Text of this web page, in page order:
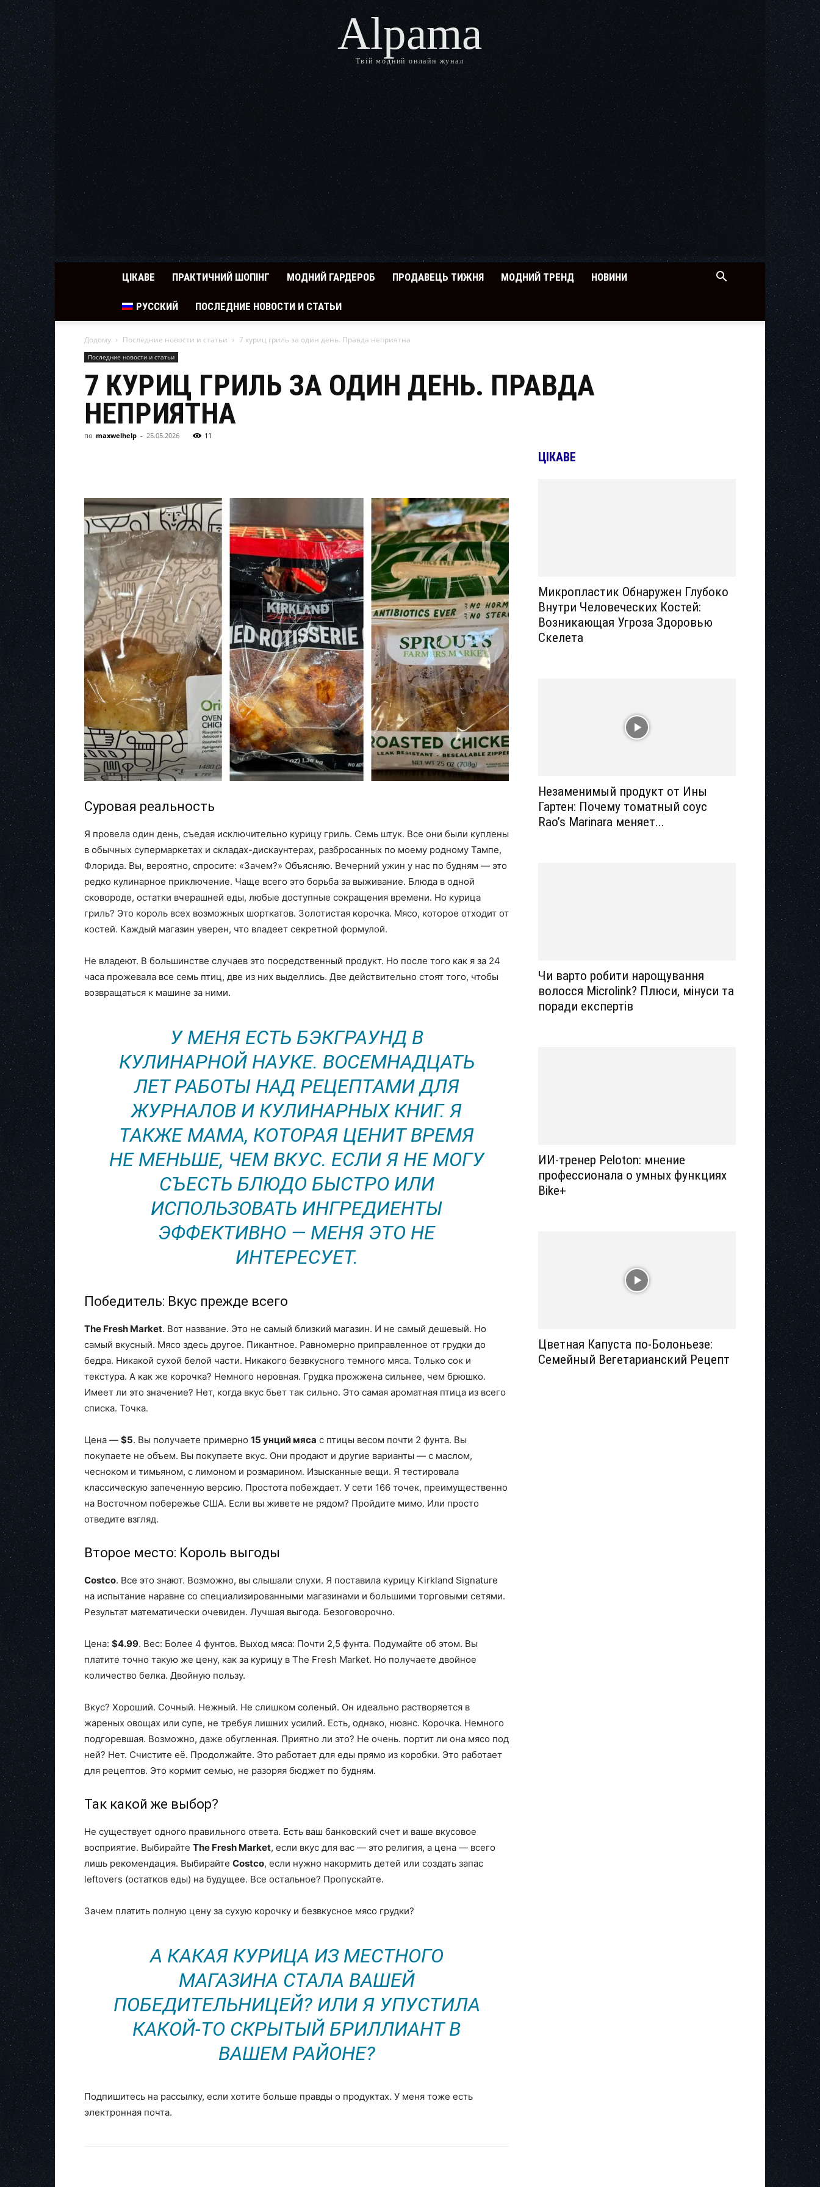
Alpama
Твій модний онлайн жунал
ЦІКАВЕ ПРАКТИЧНИЙ ШОПІНГ МОДНИЙ ГАРДЕРОБ ПРОДАВЕЦЬ ТИЖНЯ МОДНИЙ ТРЕНД НОВИНИ
РУССКИЙ ПОСЛЕДНИЕ НОВОСТИ И СТАТЬИ
Додому Последние новости и статьи 7 куриц гриль за один день. Правда неприятна
Последние новости и статьи
7 КУРИЦ ГРИЛЬ ЗА ОДИН ДЕНЬ. ПРАВДА
НЕПРИЯТНА
по maxwelhelp - 25.05.2026 11
Суровая реальность
Я провела один день, съедая исключительно курицу гриль. Семь штук. Все они были куплены
в обычных супермаркетах и складах-дискаунтерах, разбросанных по моему родному Тампе,
Флорида. Вы, вероятно, спросите: «Зачем?» Объясняю. Вечерний ужин у нас по будням — это
редко кулинарное приключение. Чаще всего это борьба за выживание. Блюда в одной
сковороде, остатки вчерашней еды, любые доступные сокращения времени. Но курица
гриль? Это король всех возможных шорткатов. Золотистая корочка. Мясо, которое отходит от
костей. Каждый магазин уверен, что владеет секретной формулой.
Не владеют. В большинстве случаев это посредственный продукт. Но после того как я за 24
часа прожевала все семь птиц, две из них выделлись. Две действительно стоят того, чтобы
возвращаться к машине за ними.
У МЕНЯ ЕСТЬ БЭКГРАУНД В
КУЛИНАРНОЙ НАУКЕ. ВОСЕМНАДЦАТЬ
ЛЕТ РАБОТЫ НАД РЕЦЕПТАМИ ДЛЯ
ЖУРНАЛОВ И КУЛИНАРНЫХ КНИГ. Я
ТАКЖЕ МАМА, КОТОРАЯ ЦЕНИТ ВРЕМЯ
НЕ МЕНЬШЕ, ЧЕМ ВКУС. ЕСЛИ Я НЕ МОГУ
СЪЕСТЬ БЛЮДО БЫСТРО ИЛИ
ИСПОЛЬЗОВАТЬ ИНГРЕДИЕНТЫ
ЭФФЕКТИВНО — МЕНЯ ЭТО НЕ
ИНТЕРЕСУЕТ.
Победитель: Вкус прежде всего
The Fresh Market. Вот название. Это не самый близкий магазин. И не самый дешевый. Но
самый вкусный. Мясо здесь другое. Пикантное. Равномерно приправленное от грудки до
бедра. Никакой сухой белой части. Никакого безвкусного темного мяса. Только сок и
текстура. А как же корочка? Немного неровная. Грудка прожжена сильнее, чем брюшко.
Имеет ли это значение? Нет, когда вкус бьет так сильно. Это самая ароматная птица из всего
списка. Точка.
Цена — $5. Вы получаете примерно 15 унций мяса с птицы весом почти 2 фунта. Вы
покупаете не объем. Вы покупаете вкус. Они продают и другие варианты — с маслом,
чесноком и тимьяном, с лимоном и розмарином. Изысканные вещи. Я тестировала
классическую запеченную версию. Простота побеждает. У сети 166 точек, преимущественно
на Восточном побережье США. Если вы живете не рядом? Пройдите мимо. Или просто
отведите взгляд.
Второе место: Король выгоды
Costco. Все это знают. Возможно, вы слышали слухи. Я поставила курицу Kirkland Signature
на испытание наравне со специализированными магазинами и большими торговыми сетями.
Результат математически очевиден. Лучшая выгода. Безоговорочно.
Цена: $4.99. Вес: Более 4 фунтов. Выход мяса: Почти 2,5 фунта. Подумайте об этом. Вы
платите точно такую же цену, как за курицу в The Fresh Market. Но получаете двойное
количество белка. Двойную пользу.
Вкус? Хороший. Сочный. Нежный. Не слишком соленый. Он идеально растворяется в
жареных овощах или супе, не требуя лишних усилий. Есть, однако, нюанс. Корочка. Немного
подгоревшая. Возможно, даже обугленная. Приятно ли это? Не очень. портит ли она мясо под
ней? Нет. Счистите её. Продолжайте. Это работает для еды прямо из коробки. Это работает
для рецептов. Это кормит семью, не разоряя бюджет по будням.
Так какой же выбор?
Не существует одного правильного ответа. Есть ваш банковский счет и ваше вкусовое
восприятие. Выбирайте The Fresh Market, если вкус для вас — это религия, а цена — всего
лишь рекомендация. Выбирайте Costco, если нужно накормить детей или создать запас
leftovers (остатков еды) на будущее. Все остальное? Пропускайте.
Зачем платить полную цену за сухую корочку и безвкусное мясо грудки?
А КАКАЯ КУРИЦА ИЗ МЕСТНОГО
МАГАЗИНА СТАЛА ВАШЕЙ
ПОБЕДИТЕЛЬНИЦЕЙ? ИЛИ Я УПУСТИЛА
КАКОЙ-ТО СКРЫТЫЙ БРИЛЛИАНТ В
ВАШЕМ РАЙОНЕ?
Подпишитесь на рассылку, если хотите больше правды о продуктах. У меня тоже есть
электронная почта.
ЦІКАВЕ
Микропластик Обнаружен Глубоко
Внутри Человеческих Костей:
Возникающая Угроза Здоровью
Скелета
Незаменимый продукт от Ины
Гартен: Почему томатный соус
Rao’s Marinara меняет...
Чи варто робити нарощування
волосся Microlink? Плюси, мінуси та
поради експертів
ИИ-тренер Peloton: мнение
профессионала о умных функциях
Bike+
Цветная Капуста по-Болоньезе:
Семейный Вегетарианский Рецепт